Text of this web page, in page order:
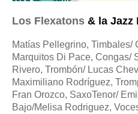
Los Flexatons & la Jazz
Matías Pellegrino, Timbales/
Marquitos Di Pace, Congas/
Rivero, Trombón/ Lucas
Maximiliano Rodríguez,
Fran Orozco, SaxoTenor/
Bajo/Melisa Rodriguez,